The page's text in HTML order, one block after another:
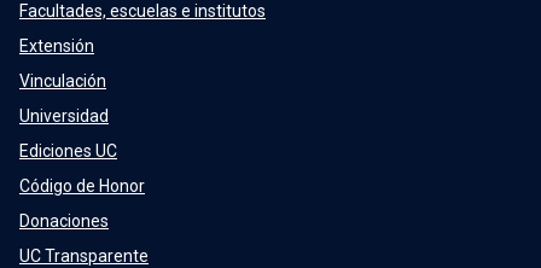
Facultades, escuelas e institutos
Extensión
Vinculación
Universidad
Ediciones UC
Código de Honor
Donaciones
UC Transparente